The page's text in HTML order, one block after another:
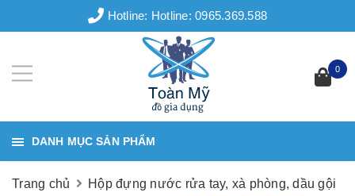
Hotline: Hotline: 0965.369.588
0
DANH MỤC SẢN PHẨM
Trang chủ
Hộp đựng nước rửa tay, xà phòng, dầu gội